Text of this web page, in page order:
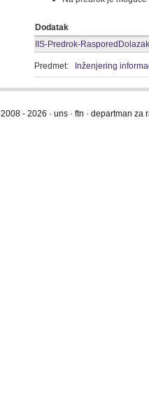
Dodatak
IIS-Predrok-
Predmet: Inženjering
2008 - 2026 · uns · ftn · departman